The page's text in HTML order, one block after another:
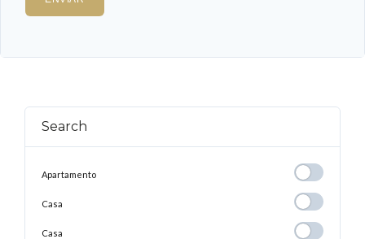
Search
Apartamento Apartamento
Casa
Casa